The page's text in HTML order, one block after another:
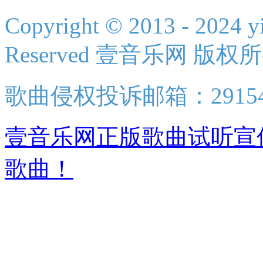
Copyright © 2013 - 2024
Reserved 壹音乐网 版权
歌曲侵权投诉邮箱：
壹音乐网正版歌曲试听
歌曲！